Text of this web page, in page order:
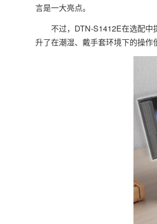
言是一大亮点。
不过，DTN-S1412E在选配中
升了在潮湿、戴手套环境下的操作